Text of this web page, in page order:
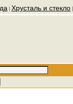
| Хрусталь и стекло |